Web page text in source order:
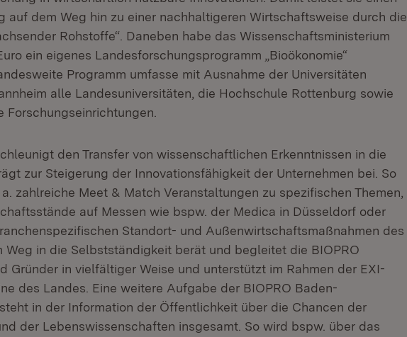
auf dem Weg hin zu einer nachhaltigeren Wirtschaftsweise durch die
Rohstoffe“. Daneben habe das Wissenschaftsministerium
ein eigenes Landesforschungsprogramm „Bioökonomie“
Programm umfasse mit Ausnahme der Universitäten
alle Landesuniversitäten, die Hochschule Rottenburg sowie
Forschungseinrichtungen.
den Transfer von wissenschaftlichen Erkenntnissen in die
zur Steigerung der Innovationsfähigkeit der Unternehmen bei. So
zahlreiche Meet & Match Veranstaltungen zu spezifischen Themen,
auf Messen wie bspw. der Medica in Düsseldorf oder
Standort- und Außenwirtschaftsmaßnahmen des
Weg in die Selbstständigkeit berät und begleitet die BIOPRO
Gründer in vielfältiger Weise und unterstützt im Rahmen der EXI-
des Landes. Eine weitere Aufgabe der BIOPRO Baden-
in der Information der Öffentlichkeit über die Chancen der
der Lebenswissenschaften insgesamt. So wird bspw. über das